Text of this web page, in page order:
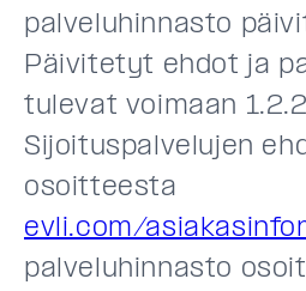
palveluhinnasto
Päivitetyt ehdot ja
tulevat voimaan
Sijoituspalvelujen
osoitteesta
evli.com/
palveluhinnasto